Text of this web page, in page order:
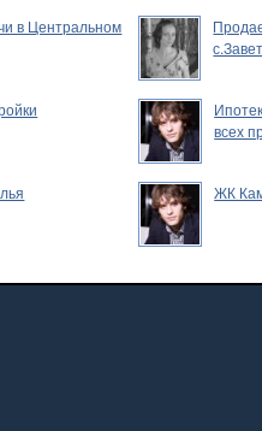
в Центральном
всех
ЖК